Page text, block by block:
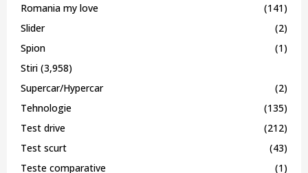
Romania my love
(141)
Slider
(2)
Spion
(1)
Stiri (3,958)
Supercar/Hypercar
(2)
Tehnologie
(135)
Test drive
(212)
Test scurt
(43)
Teste comparative
(1)